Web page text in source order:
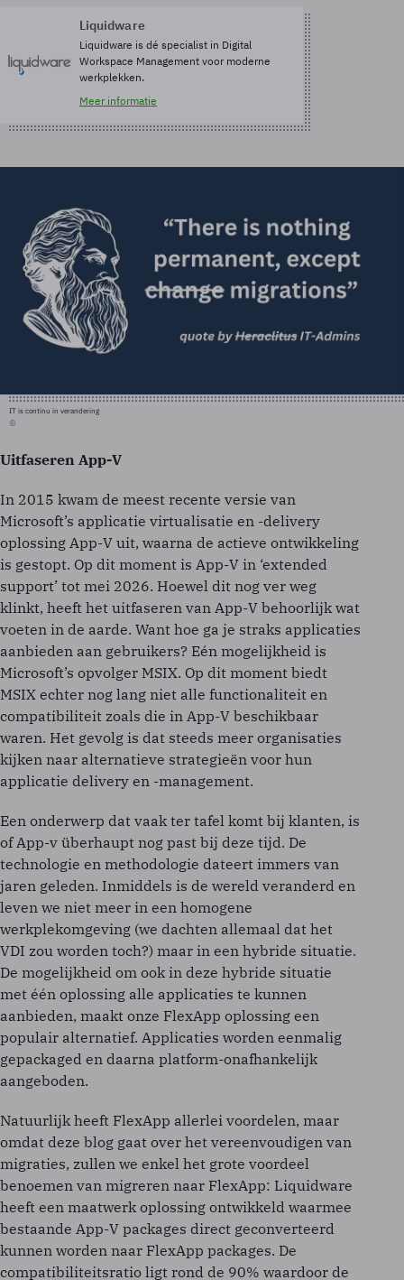
Liquidware
Liquidware is dé specialist in Digital
Workspace Management voor moderne
werkplekken.
Meer informatie
IT is continu in verandering
©
Uitfaseren App-V
In 2015 kwam de meest recente versie van
Microsoft’s applicatie virtualisatie en -delivery
oplossing App-V uit, waarna de actieve ontwikkeling
is gestopt. Op dit moment is App-V in ‘extended
support’ tot mei 2026. Hoewel dit nog ver weg
klinkt, heeft het uitfaseren van App-V behoorlijk wat
voeten in de aarde. Want hoe ga je straks applicaties
aanbieden aan gebruikers? Eén mogelijkheid is
Microsoft’s opvolger MSIX. Op dit moment biedt
MSIX echter nog lang niet alle functionaliteit en
compatibiliteit zoals die in App-V beschikbaar
waren. Het gevolg is dat steeds meer organisaties
kijken naar alternatieve strategieën voor hun
applicatie delivery en -management.
Een onderwerp dat vaak ter tafel komt bij klanten, is
of App-v überhaupt nog past bij deze tijd. De
technologie en methodologie dateert immers van
jaren geleden. Inmiddels is de wereld veranderd en
leven we niet meer in een homogene
werkplekomgeving (we dachten allemaal dat het
VDI zou worden toch?) maar in een hybride situatie.
De mogelijkheid om ook in deze hybride situatie
met één oplossing alle applicaties te kunnen
aanbieden, maakt onze FlexApp oplossing een
populair alternatief. Applicaties worden eenmalig
gepackaged en daarna platform-onafhankelijk
aangeboden.
Natuurlijk heeft FlexApp allerlei voordelen, maar
omdat deze blog gaat over het vereenvoudigen van
migraties, zullen we enkel het grote voordeel
benoemen van migreren naar FlexApp: Liquidware
heeft een maatwerk oplossing ontwikkeld waarmee
bestaande App-V packages direct geconverteerd
kunnen worden naar FlexApp packages. De
compatibiliteitsratio ligt rond de 90% waardoor de